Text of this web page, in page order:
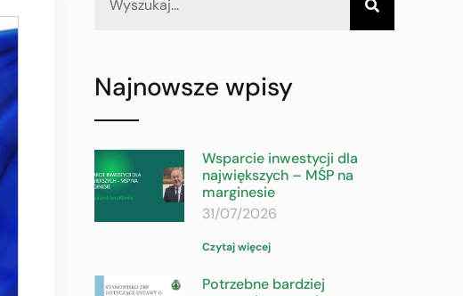
Najnowsze wpisy
Wsparcie inwestycji dla
największych – MŚP na
marginesie
31/07/2026
Czytaj więcej
Potrzebne bardziej